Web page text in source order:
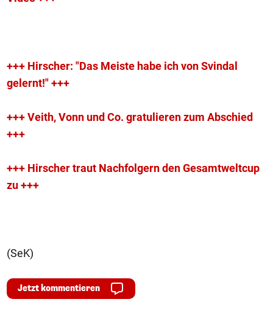
+++ Hirscher: "Das Meiste habe ich von Svindal
gelernt!" +++
+++ Veith, Vonn und Co. gratulieren zum Abschied
+++
+++ Hirscher traut Nachfolgern den Gesamtweltcup
zu +++
(SeK)
Jetzt kommentieren